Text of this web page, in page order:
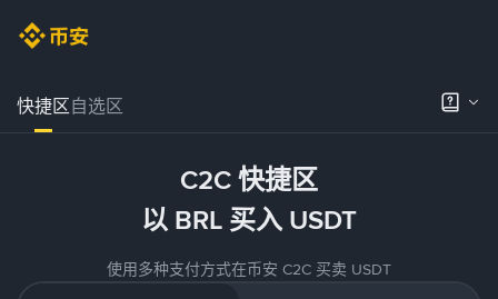
快捷区自选区
C2C 快捷区
以 BRL 买入 USDT
使用多种支付方式在币安 C2C 买卖 USDT